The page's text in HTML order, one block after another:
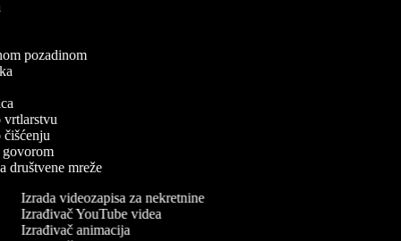
pozadinom
vrtlarstvu
čišćenju
govorom
društvene mreže
Izrada videozapisa za nekretnine
Izrađivač YouTube videa
Izrađivač animacija